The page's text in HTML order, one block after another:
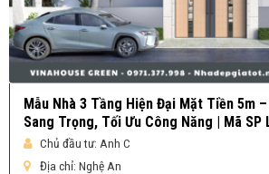
Mẫu Nhà 3 Tầng Hiện Đại Mặt Tiền 5m
Sang Trọng, Tối Ưu Công Năng | Mã SP
Chủ đầu tư: Anh C
Địa chỉ: Nghệ An